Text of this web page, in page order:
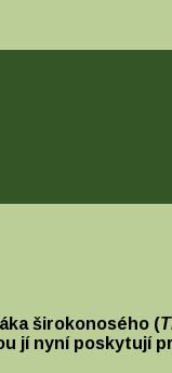
širokonosého (
jí nyní poskytují